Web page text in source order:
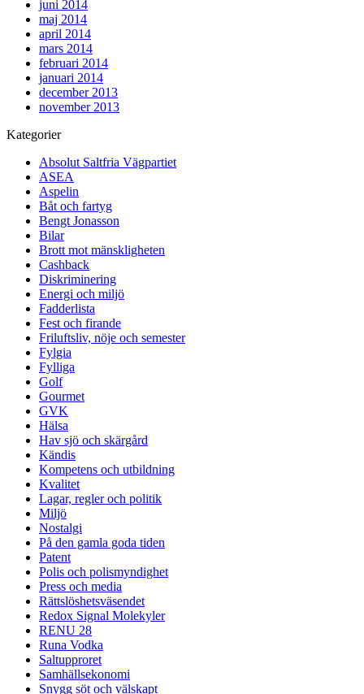
juni 2014
maj 2014
april 2014
mars 2014
februari 2014
januari 2014
december 2013
november 2013
Kategorier
Absolut Saltfria Vägpartiet
ASEA
Aspelin
Båt och fartyg
Bengt Jonasson
Bilar
Brott mot mänskligheten
Cashback
Diskriminering
Energi och miljö
Fadderlista
Fest och firande
Friluftsliv, nöje och semester
Fylgia
Fylliga
Golf
Gourmet
GVK
Hälsa
Hav sjö och skärgård
Kändis
Kompetens och utbildning
Kvalitet
Lagar, regler och politik
Miljö
Nostalgi
På den gamla goda tiden
Patent
Polis och polismyndighet
Press och media
Rättslöshetsväsendet
Redox Signal Molekyler
RENU 28
Runa Vodka
Saltupproret
Samhällsekonomi
Snygg söt och välskapt